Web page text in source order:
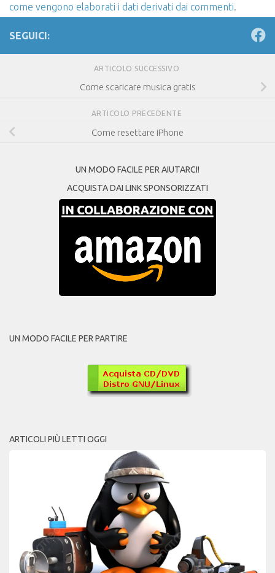
come vengono elaborati i dati derivati dai commenti.
SEGUICI:
ARTICOLO SUCCESSIVO
Come scaricare musica gratis
ARTICOLO PRECEDENTE
Come resettare iPhone
UN MODO FACILE PER AIUTARCI!
ACQUISTA DAI LINK SPONSORIZZATI
UN MODO FACILE PER PARTIRE
ARTICOLI PIÙ LETTI OGGI